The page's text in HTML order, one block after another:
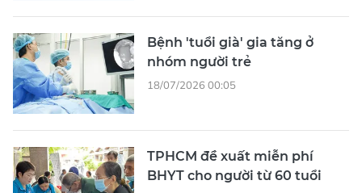
Bệnh 'tuổi già' gia tăng ở
nhóm người trẻ
18/07/2026 00:05
TPHCM đề xuất miễn phí
BHYT cho người từ 60 tuổi